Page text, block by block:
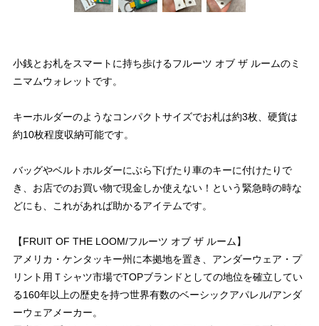
小銭とお札をスマートに持ち歩けるフルーツ オブ ザ ルームのミ
ニマムウォレットです。
キーホルダーのようなコンパクトサイズでお札は約3枚、硬貨は
約10枚程度収納可能です。
バッグやベルトホルダーにぶら下げたり車のキーに付けたりで
き、お店でのお買い物で現金しか使えない！という緊急時の時な
どにも、これがあれば助かるアイテムです。
【FRUIT OF THE LOOM/フルーツ オブ ザ ルーム】
アメリカ・ケンタッキー州に本拠地を置き、アンダーウェア・プ
リント用Ｔシャツ市場でTOPブランドとしての地位を確立してい
る160年以上の歴史を持つ世界有数のベーシックアパレル/アンダ
ーウェアメーカー。